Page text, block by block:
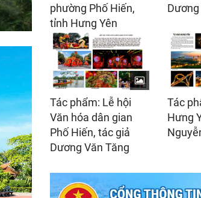
phường Phố Hiến,
tỉnh Hưng Yên
Tác phẩm: Lễ hội
Văn hóa dân gian
Phố Hiến, tác giả
Dương Văn Tăng
Tác
Hưng